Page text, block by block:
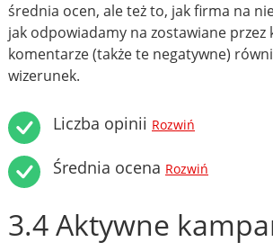
średnia ocen, ale też to, jak firma na
jak odpowiadamy na zostawiane przez
komentarze (także te negatywne)
wizerunek.
Liczba opinii Rozwiń
Średnia ocena Rozwiń
3.4 Aktywne